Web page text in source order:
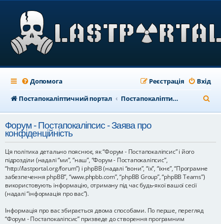
Допомога Вхід
Реєстрація
Постапокаліптичний портал
Постапокаліптичний форум
о
у
Форум - Постапокаліпсис - Заява про
конфіденційність
Ця політика детально пояснює, як “Форум - Постапокаліпсис” і його
підрозділи (надалі “ми”, “наш”, “Форум - Постапокаліпсис”,
“http://lastportal.org/forum”) і phpBB (надалі “вони”, “їх”, “їхнє”, “Програмне
забезпечення phpBB”, “www.phpbb.com”, “phpBB Group”, “phpBB Teams”)
використовують інформацію, отриману під час будь-якої вашої сесії
(надалі “інформація про вас”).
Інформація про вас збирається двома способами. По перше, перегляд
“Форум - Постапокаліпсис” призведе до створення програмним